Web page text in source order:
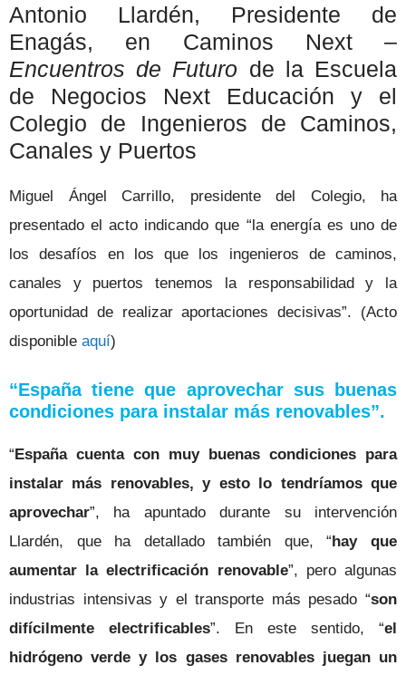
Antonio Llardén, Presidente de
Enagás, en Caminos Next –
Encuentros de Futuro de la Escuela
de Negocios Next Educación y el
Colegio de Ingenieros de Caminos,
Canales y Puertos
Miguel Ángel Carrillo, presidente del Colegio, ha
presentado el acto indicando que “la energía es uno de
los desafíos en los que los ingenieros de caminos,
canales y puertos tenemos la responsabilidad y la
oportunidad de realizar aportaciones decisivas”. (Acto
disponible aquí)
“España tiene que aprovechar sus buenas
condiciones para instalar más renovables”.
“ España cuenta con muy buenas condiciones para
instalar más renovables, y esto lo tendríamos que
aprovechar”, ha apuntado durante su intervención
Llardén, que ha detallado también que, “ hay que
aumentar la electrificación renovable”, pero algunas
industrias intensivas y el transporte más pesado “son
difícilmente electrificables”. En este sentido, “el
hidrógeno verde y los gases renovables juegan un